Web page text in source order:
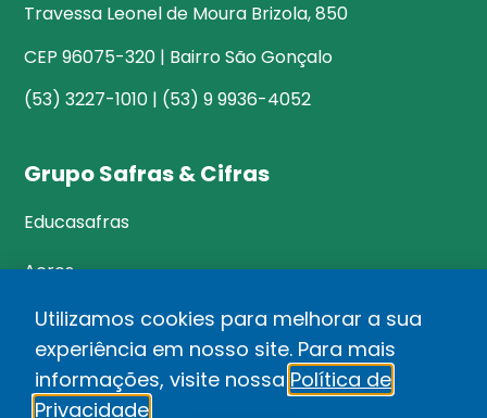
Travessa Leonel de Moura Brizola, 850
CEP 96075-320 | Bairro São Gonçalo
(53) 3227-1010 | (53) 9 9936-4052
Grupo Safras & Cifras
Educasafras
Acres
©Safras&Cifras
Relatório de Transparência Salarial
Utilizamos cookies para melhorar a sua
experiência em nosso site. Para mais
informações, visite nossa Política de
Privacidade